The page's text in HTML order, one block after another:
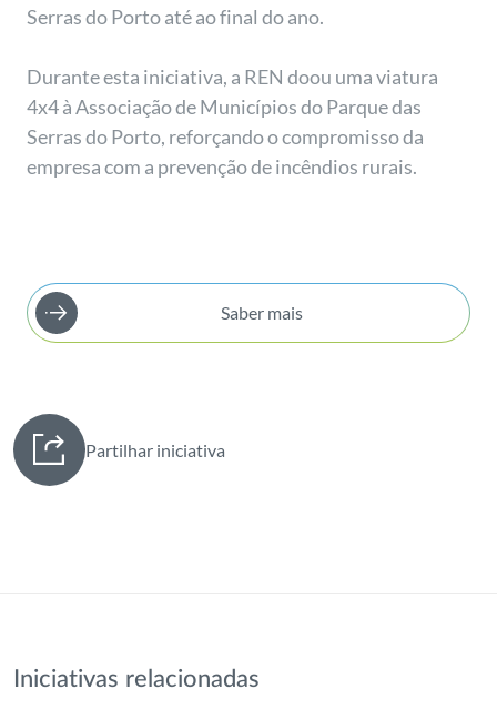
Serras do Porto até ao final do ano.
Durante esta iniciativa, a REN doou uma viatura
4x4 à Associação de Municípios do Parque das
Serras do Porto, reforçando o compromisso da
empresa com a prevenção de incêndios rurais.
Saber mais
Partilhar iniciativa
Iniciativas relacionadas